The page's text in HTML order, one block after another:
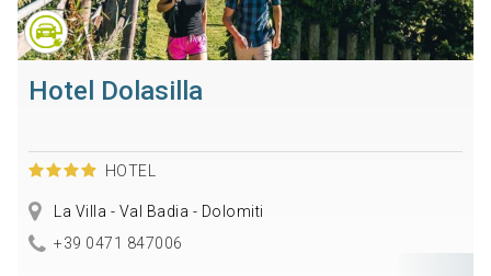
Hotel Dolasilla
HOTEL
La Villa - Val Badia - Dolomiti
+39 0471 847006